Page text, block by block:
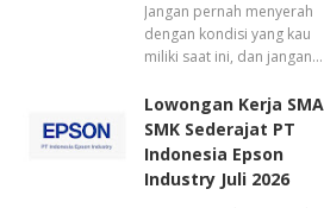
Jangan pernah menyerah
dengan kondisi yang kau
miliki saat ini, dan jangan…
Lowongan Kerja SMA
SMK Sederajat PT
Indonesia Epson
Industry Juli 2026